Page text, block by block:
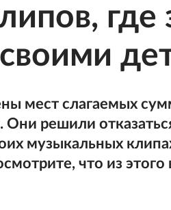
где
мест слагаемых
Они решили
музыкальных
что из